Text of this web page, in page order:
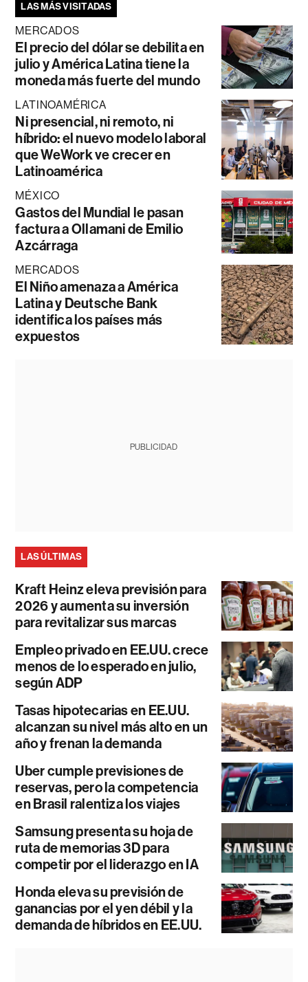
LAS MÁS VISITADAS
MERCADOS
El precio del dólar se debilita en
julio y América Latina tiene la
moneda más fuerte del mundo
LATINOAMÉRICA
Ni presencial, ni remoto, ni
híbrido: el nuevo modelo laboral
que WeWork ve crecer en
Latinoamérica
MÉXICO
Gastos del Mundial le pasan
factura a Ollamani de Emilio
Azcárraga
MERCADOS
El Niño amenaza a América
Latina y Deutsche Bank
identifica los países más
expuestos
PUBLICIDAD
LAS ÚLTIMAS
Kraft Heinz eleva previsión para
2026 y aumenta su inversión
para revitalizar sus marcas
Empleo privado en EE.UU. crece
menos de lo esperado en julio,
según ADP
Tasas hipotecarias en EE.UU.
alcanzan su nivel más alto en un
año y frenan la demanda
Uber cumple previsiones de
reservas, pero la competencia
en Brasil ralentiza los viajes
Samsung presenta su hoja de
ruta de memorias 3D para
competir por el liderazgo en IA
Honda eleva su previsión de
ganancias por el yen débil y la
demanda de híbridos en EE.UU.